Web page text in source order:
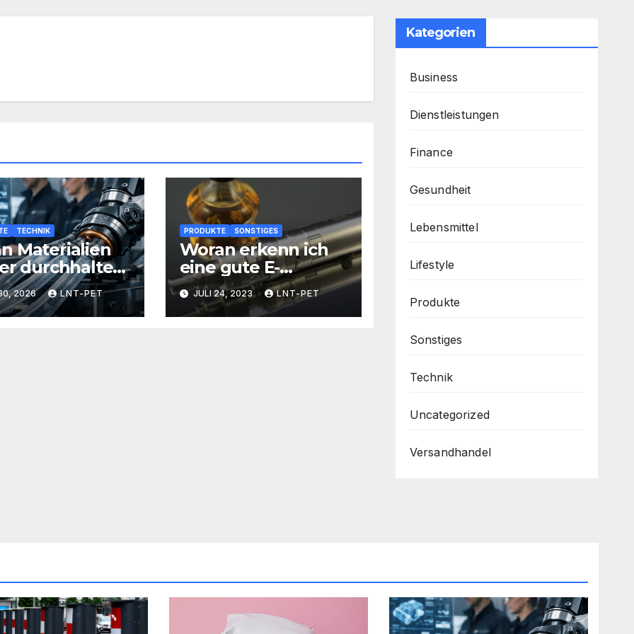
TECHNIK
Materialien
durchhalten:
Ihre
2026 LNT-PET
PRODUKTE SONSTIGES
Woran erkenn ich
eine gute E-
Zigarette?
JULI 24, 2023 LNT-PET
Kategorien
Business
Dienstleistungen
Finance
Gesundheit
Lebensmittel
Lifestyle
Produkte
Sonstiges
Technik
Uncategorized
Versandhandel